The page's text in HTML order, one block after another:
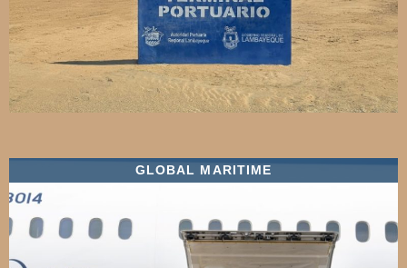
GLOBAL MARITIME